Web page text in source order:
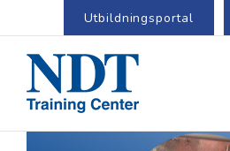
Utbildningsportal